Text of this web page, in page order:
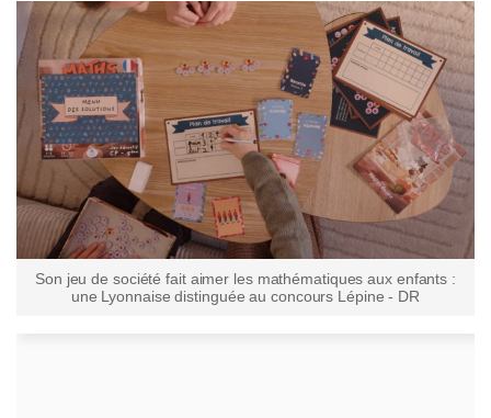
Son jeu de société fait aimer les mathématiques aux enfants :
une Lyonnaise distinguée au concours Lépine - DR